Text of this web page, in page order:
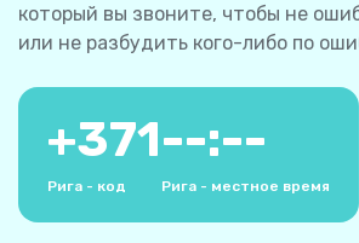
который вы звоните, чтобы не
или не разбудить кого-либо по
+371
Рига - код
--:--
Рига - местное время